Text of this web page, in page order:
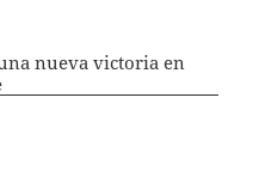
nueva victoria en